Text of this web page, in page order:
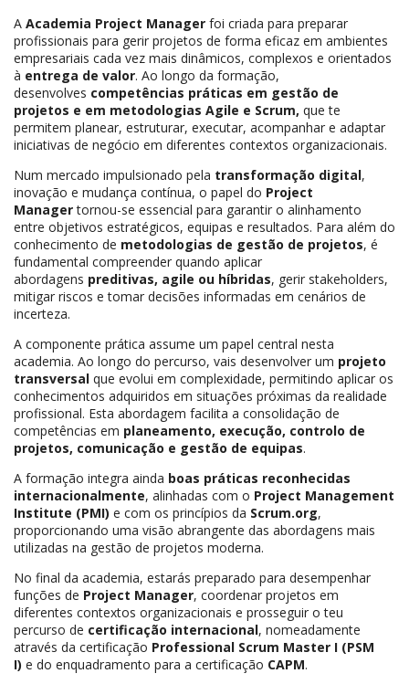
A Academia Project Manager foi criada para preparar
profissionais para gerir projetos de forma eficaz em ambientes
empresariais cada vez mais dinâmicos, complexos e orientados
à entrega de valor. Ao longo da formação,
desenvolves competências práticas em gestão de
projetos e em metodologias Agile e Scrum, que te
permitem planear, estruturar, executar, acompanhar e adaptar
iniciativas de negócio em diferentes contextos organizacionais.
Num mercado impulsionado pela transformação digital,
inovação e mudança contínua, o papel do Project
Managertornou-se essencial para garantir o alinhamento
entre objetivos estratégicos, equipas e resultados. Para além do
conhecimento de metodologias de gestão de projetos, é
fundamental compreender quando aplicar
abordagens preditivas, agile ou híbridas, gerir stakeholders,
mitigar riscos e tomar decisões informadas em cenários de
incerteza.
A componente prática assume um papel central nesta
academia. Ao longo do percurso, vais desenvolver um projeto
transversal que evolui em complexidade, permitindo aplicar os
conhecimentos adquiridos em situações próximas da realidade
profissional. Esta abordagem facilita a consolidação de
competências em planeamento, execução, controlo de
projetos, comunicação e gestão de equipas.
A formação integra ainda boas práticas reconhecidas
internacionalmente, alinhadas com o Project Management
Institute (PMI) e com os princípios da Scrum.org,
proporcionando uma visão abrangente das abordagens mais
utilizadas na gestão de projetos moderna.
No final da academia, estarás preparado para desempenhar
funções de Project Manager, coordenar projetos em
diferentes contextos organizacionais e prosseguir o teu
percurso de certificação internacional, nomeadamente
através da certificação Professional Scrum Master I (PSM
I) e do enquadramento para a certificação CAPM.